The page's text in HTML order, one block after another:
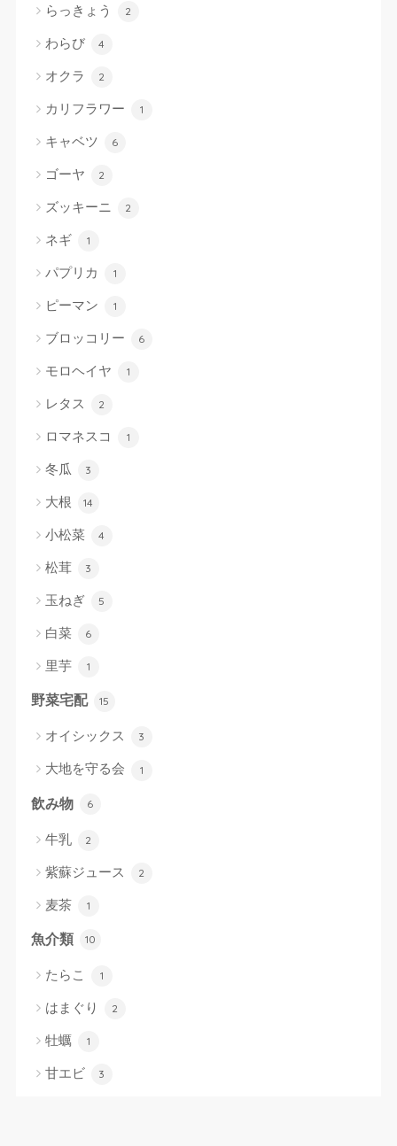
らっきょう 2
わらび 4
オクラ 2
カリフラワー 1
キャベツ 6
ゴーヤ 2
ズッキーニ 2
ネギ 1
パプリカ 1
ピーマン 1
ブロッコリー 6
モロヘイヤ 1
レタス 2
ロマネスコ 1
冬瓜 3
大根 14
小松菜 4
松茸 3
玉ねぎ 5
白菜 6
里芋 1
野菜宅配 15
オイシックス 3
大地を守る会 1
飲み物 6
牛乳 2
紫蘇ジュース 2
麦茶 1
魚介類 10
たらこ 1
はまぐり 2
牡蠣 1
甘エビ 3